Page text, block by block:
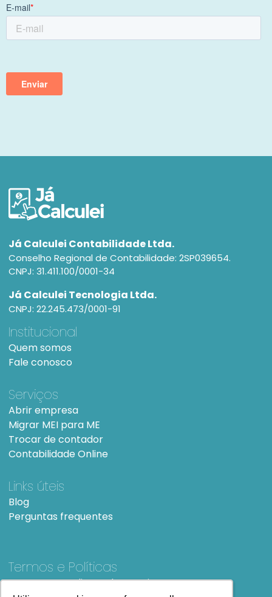
Já Calculei Contabilidade Ltda.
Conselho Regional de Contabilidade: 2SP039654.
CNPJ: 31.411.100/0001-34
Já Calculei Tecnologia Ltda.
CNPJ: 22.245.473/0001-91
Institucional
Quem somos
Fale conosco
Serviços
Abrir empresa
Migrar MEI para ME
Trocar de contador
Contabilidade Online
Links úteis
Blog
Perguntas frequentes
Termos e Políticas
Termos e condições de UsoSiteMap